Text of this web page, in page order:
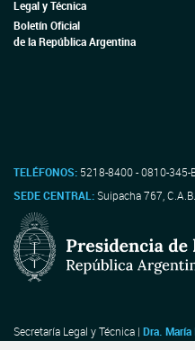
5218-8400 - 0810-345-
Secretaría Legal y Técnica |Dra. María